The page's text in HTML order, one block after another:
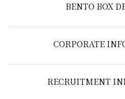
BENTO BOX
CORPORATE
RECRUITMENT